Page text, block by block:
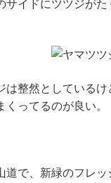
サイドにツツジが
は整然としているけ
ってるのが良い。
道で、新緑のフレ